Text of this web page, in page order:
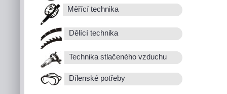
Měřící technika
Dělící technika
Technika stlačeného vzduchu
Dílenské potřeby